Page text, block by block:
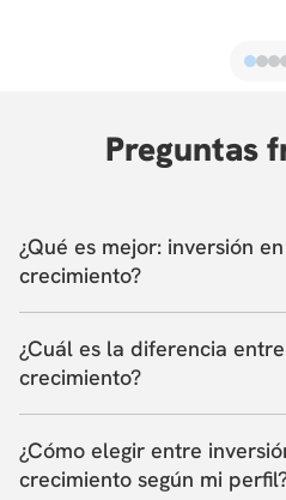
Preguntas
¿Qué es mejor: inversión
crecimiento?
estabilidad y menor
crecimiento busca mayores
volatilidad.
¿Cuál es la diferencia
crecimiento?
con fundamentos sólidos,
apuesta por empresas con
¿Cómo elegir entre
crecimiento según mi